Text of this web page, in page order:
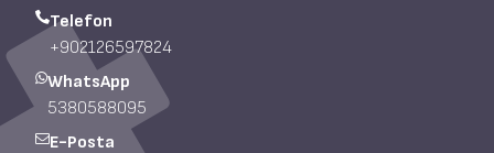
Telefon
+902126597824
WhatsApp
5380588095
E-Posta